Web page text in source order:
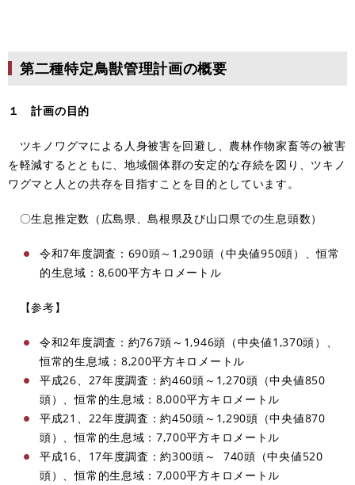
第二種特定鳥獣管理計画の概要
１ 計画の目的
ツキノワグマによる人身被害を回避し、農林作物家畜等の被害
を軽減するとともに、地域個体群の安定的な存続を図り、ツキノ
ワグマと人との共存を目指すことを目的としています。
〇生息推定数（広島県、島根県及び山口県での生息頭数）
令和7年度調査：690頭～1,290頭（中央値950頭）、恒常
的生息域：8,600平方キロメートル
【参考】
令和2年度調査：約767頭～1,946頭（中央値1,370頭）、
恒常的生息域：8,200平方キロメートル
平成26、27年度調査：約460頭～1,270頭（中央値850
頭）、恒常的生息域：8,000平方キロメートル
平成21、22年度調査：約450頭～1,290頭（中央値870
頭）、恒常的生息域：7,700平方キロメートル
平成16、17年度調査：約300頭～ 740頭（中央値520
頭）、恒常的生息域：7,000平方キロメートル